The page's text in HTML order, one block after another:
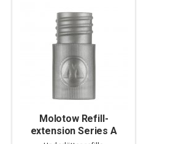
Molotow Refill-
extension Series A